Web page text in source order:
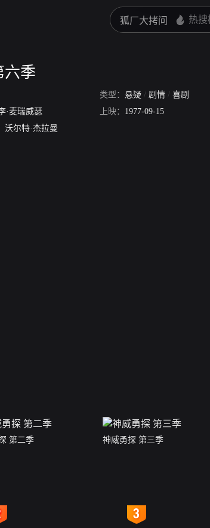
六季
类型： 悬疑 / 剧情 / 喜剧
·麦瑞威瑟 上映： 1977-09-15
沃尔特·杰拉曼
第二季 神威勇探 第三季